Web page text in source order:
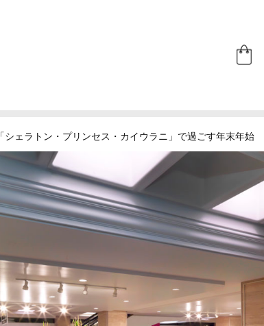
「シェラトン・プリンセス・カイウラニ」で過ごす年末年始